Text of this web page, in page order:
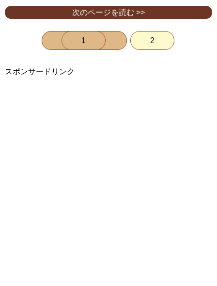
次のページを読む >>
1 2
スポンサードリンク